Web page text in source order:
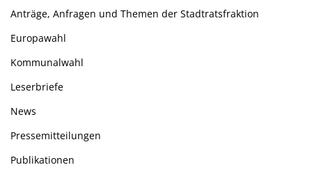
Anträge, Anfragen und Themen der Stadtratsfraktion
Europawahl
Kommunalwahl
Leserbriefe
News
Pressemitteilungen
Publikationen